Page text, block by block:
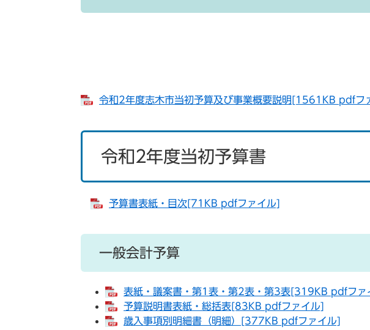
令和2年度志木市当初予算及び事業概要説明[1561KB pdfフ
令和2年度当初予算書
予算書表紙・目次[71KB pdfファイル]
一般会計予算
表紙・議案書・第1表・第2表・第3表[319KB pdfファ
予算説明書表紙・総括表[83KB pdfファイル]
歳入事項別明細書（明細）[377KB pdfファイル]